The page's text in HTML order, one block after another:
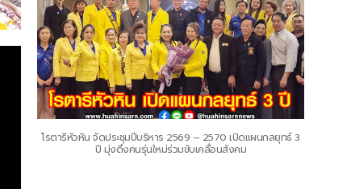
โรตารีหัวหิน จัดประชุมปีบริหาร 2569 – 2570 เปิดแผนกลยุทธ์ 3
ปี มุ่งดึงคนรุ่นใหม่ร่วมขับเคลื่อนสังคม